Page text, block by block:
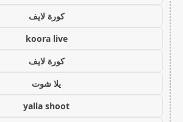
كورة لايف
koora live
كورة لايف
يلا شوت
yalla shoot